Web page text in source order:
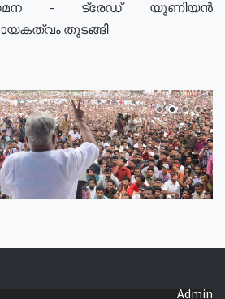
- ട്രേഡ് യൂണിയൻ
തുടങ്ങി
Admin